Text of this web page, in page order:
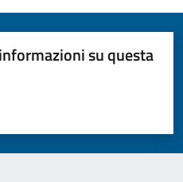
su questa
su 5
5